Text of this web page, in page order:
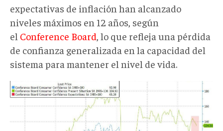
expectativas de inflación han alcanzado
niveles máximos en 12 años, según
el Conference Board , lo que refleja una pérdida
de confianza generalizada en la capacidad del
sistema para mantener el nivel de vida.
Expectativas
Conference
Board.jpg